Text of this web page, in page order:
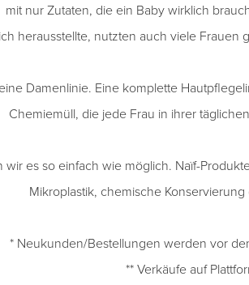
mit nur Zutaten, die ein Baby wirklich
herausstellte, nutzten auch viele Frauen
Damenlinie. Eine komplette
Chemiemüll, die jede Frau in ihrer
wir es so einfach wie möglich. Naïf-
Mikroplastik, chemische
* Neukunden/Bestellungen werden vor
** Verkäufe auf